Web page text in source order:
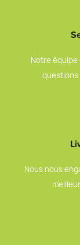
Notre
questions
Nous nous